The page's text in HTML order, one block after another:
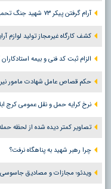
آرام گرفتن پیکر ۷۳ شهید جنگ تحمیلی در جوار امامزادگان استان البرز
کشف کارگاه غیرمجاز تولید لوازم
الزام ثبت کد فنی و بیمه
حکم قصاص عامل شهادت مامور
نرخ کرایه حمل و نقل عمومی کرج
تصاویر کمتر دیده شده از لحظه حمله به
چرا رهبر شهید به پناهگاه نرفت؟
ویدئو؛ مجازات و مصادیق